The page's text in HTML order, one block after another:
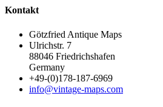
Kontakt
Götzfried Antique Maps
Ulrichstr. 7
88046 Friedrichshafen
Germany
+49-(0)178-187-6969
info@vintage-maps.com